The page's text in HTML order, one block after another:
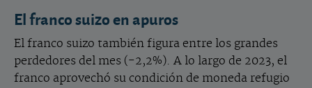
El franco suizo en apuros
El franco suizo también figura entre los grandes
perdedores del mes (-2,2%). A lo largo de 2023, el
franco aprovechó su condición de moneda refugio